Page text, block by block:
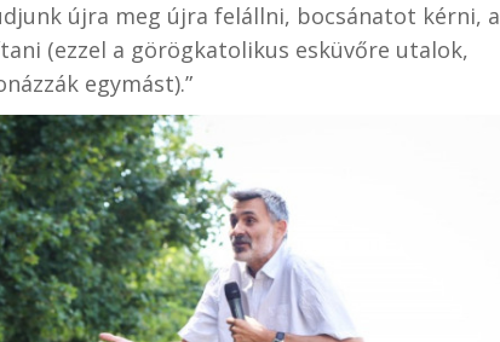
újra meg újra felállni, bocsánatot kérni, a
(ezzel a görögkatolikus esküvőre utalok,
egymást).”